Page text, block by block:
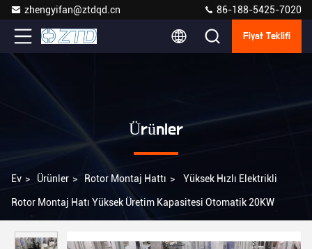
zhengyifan@ztdqd.cn 86-188-5425-7020
Fiyat Teklifi
Ürünler
Ev > Ürünler > Rotor Montaj Hattı > Yüksek Hızlı Elektrikli
Rotor Montaj Hatı Yüksek Üretim Kapasitesi Otomatik 20KW